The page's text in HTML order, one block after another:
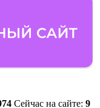
Сейчас на сайте: 9